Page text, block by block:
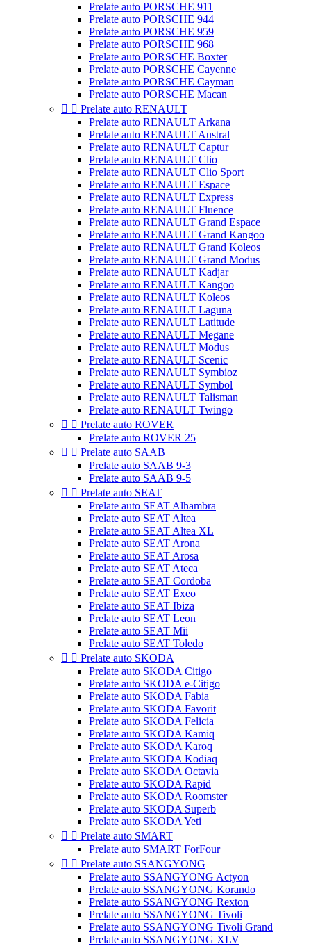
Prelate auto PORSCHE 911
Prelate auto PORSCHE 944
Prelate auto PORSCHE 959
Prelate auto PORSCHE 968
Prelate auto PORSCHE Boxter
Prelate auto PORSCHE Cayenne
Prelate auto PORSCHE Cayman
Prelate auto PORSCHE Macan
  Prelate auto RENAULT
Prelate auto RENAULT Arkana
Prelate auto RENAULT Austral
Prelate auto RENAULT Captur
Prelate auto RENAULT Clio
Prelate auto RENAULT Clio Sport
Prelate auto RENAULT Espace
Prelate auto RENAULT Express
Prelate auto RENAULT Fluence
Prelate auto RENAULT Grand Espace
Prelate auto RENAULT Grand Kangoo
Prelate auto RENAULT Grand Koleos
Prelate auto RENAULT Grand Modus
Prelate auto RENAULT Kadjar
Prelate auto RENAULT Kangoo
Prelate auto RENAULT Koleos
Prelate auto RENAULT Laguna
Prelate auto RENAULT Latitude
Prelate auto RENAULT Megane
Prelate auto RENAULT Modus
Prelate auto RENAULT Scenic
Prelate auto RENAULT Symbioz
Prelate auto RENAULT Symbol
Prelate auto RENAULT Talisman
Prelate auto RENAULT Twingo
  Prelate auto ROVER
Prelate auto ROVER 25
  Prelate auto SAAB
Prelate auto SAAB 9-3
Prelate auto SAAB 9-5
  Prelate auto SEAT
Prelate auto SEAT Alhambra
Prelate auto SEAT Altea
Prelate auto SEAT Altea XL
Prelate auto SEAT Arona
Prelate auto SEAT Arosa
Prelate auto SEAT Ateca
Prelate auto SEAT Cordoba
Prelate auto SEAT Exeo
Prelate auto SEAT Ibiza
Prelate auto SEAT Leon
Prelate auto SEAT Mii
Prelate auto SEAT Toledo
  Prelate auto SKODA
Prelate auto SKODA Citigo
Prelate auto SKODA e-Citigo
Prelate auto SKODA Fabia
Prelate auto SKODA Favorit
Prelate auto SKODA Felicia
Prelate auto SKODA Kamiq
Prelate auto SKODA Karoq
Prelate auto SKODA Kodiaq
Prelate auto SKODA Octavia
Prelate auto SKODA Rapid
Prelate auto SKODA Roomster
Prelate auto SKODA Superb
Prelate auto SKODA Yeti
  Prelate auto SMART
Prelate auto SMART ForFour
  Prelate auto SSANGYONG
Prelate auto SSANGYONG Actyon
Prelate auto SSANGYONG Korando
Prelate auto SSANGYONG Rexton
Prelate auto SSANGYONG Tivoli
Prelate auto SSANGYONG Tivoli Grand
Prelate auto SSANGYONG XLV